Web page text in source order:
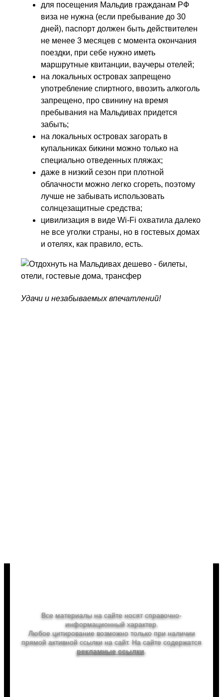
для посещения Мальдив гражданам РФ
виза не нужна (если пребывание до 30
дней), паспорт должен быть действителен
не менее 3 месяцев с момента окончания
поездки, при себе нужно иметь
маршрутные квитанции, ваучеры отелей;
на локальных островах запрещено
употребление спиртного, ввозить алкоголь
запрещено, про свинину на время
пребывания на Мальдивах придется
забыть;
на локальных островах загорать в
купальниках бикини можно только на
специально отведенных пляжах;
даже в низкий сезон при плотной
облачности можно легко сгореть, поэтому
лучше не забывать использовать
солнцезащитные средства;
цивилизация в виде Wi-Fi охватила далеко
не все уголки страны, но в гостевых домах
и отелях, как правило, есть.
Удачи и незабываемых впечатлений!
Все материалы на сайте носят справочно-
информационный характер.
Любое цитирование возможно только при наличии
прямой активной ссылки на сайт. На сайте содержатся
рекламные ссылки.